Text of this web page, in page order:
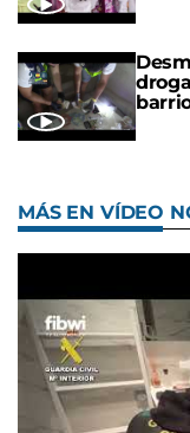
MÁS EN VÍDEO